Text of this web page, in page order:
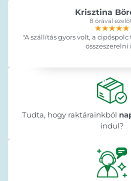
Krisztina
8 órával
★★★★★
★★★★★
★★★★★
"A szállítás gyors volt, a
összeszerelni
Tudta, hogy raktárainkból
indul?